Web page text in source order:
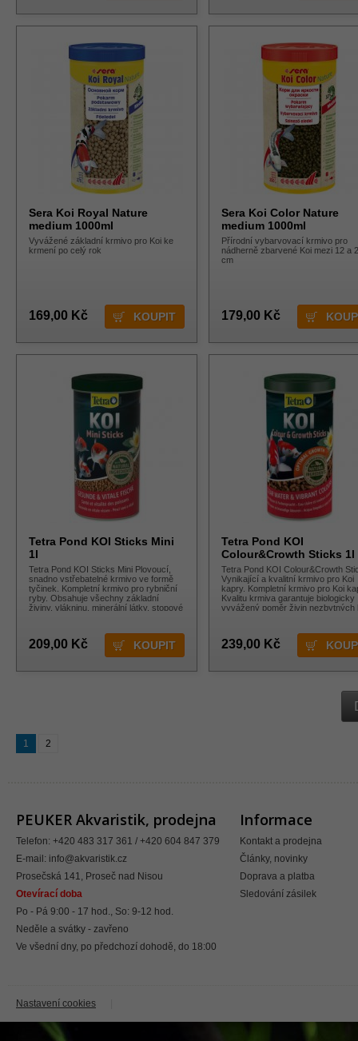
Sera Koi Royal Nature
medium 1000ml
Vyvážené základní krmivo pro Koi ke
krmení po celý rok
169,00 Kč
Sera Koi Color Nature
medium 1000ml
Přírodní vybarvovací krmivo pro
nádherně zbarvené Koi mezi 12 a
cm
179,00 Kč
Tetra Pond KOI Sticks Mini
1l
Tetra Pond KOI Sticks Mini Plovoucí,
snadno vstřebatelné krmivo ve formě
tyčinek. Kompletní krmivo pro rybniční
ryby. Obsahuje všechny základní
živiny, vlákninu, minerální látky, stopové
209,00 Kč
Tetra Pond KOI
Colour&Crowth Sticks 1l
Tetra Pond KOI Colour&Crowth
Vynikající a kvalitní krmivo pro Koi
kapry. Kompletní krmivo pro Koi
Kvalitu krmiva garantuje biologicky
vyvážený poměr živin nezbytných
239,00 Kč
1 2
PEUKER Akvaristik, prodejna
Telefon: +420 483 317 361 / +420 604 847 379
E-mail: info@akvaristik.cz
Prosečská 141, Proseč nad Nisou
Otevírací doba
Po - Pá 9:00 - 17 hod., So: 9-12 hod.
Neděle a svátky - zavřeno
Ve všední dny, po předchozí dohodě, do 18:00
Informace
Kontakt a prodejna
Články, novinky
Doprava a platba
Sledování zásilek
Nastavení cookies